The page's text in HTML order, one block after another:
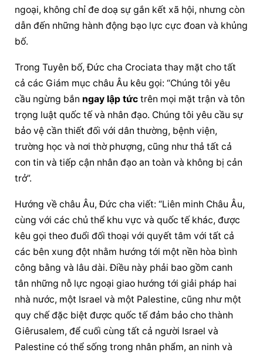
ngoại, không chỉ đe doạ sự gắn kết xã hội, nhưng còn
dẫn đến những hành động bạo lực cực đoan và khủng
bố.
Trong Tuyên bố, Đức cha Crociata thay mặt cho tất
cả các Giám mục châu Âu kêu gọi: “Chúng tôi yêu
cầu ngừng bắn ngay lập tức trên mọi mặt trận và tôn
trọng luật quốc tế và nhân đạo. Chúng tôi yêu cầu sự
bảo vệ cần thiết đối với dân thường, bệnh viện,
trường học và nơi thờ phượng, cũng như thả tất cả
con tin và tiếp cận nhân đạo an toàn và không bị cản
trở”.
Hướng về châu Âu, Đức cha viết: “Liên minh Châu Âu,
cùng với các chủ thể khu vực và quốc tế khác, được
kêu gọi theo đuổi đối thoại với quyết tâm với tất cả
các bên xung đột nhằm hướng tới một nền hòa bình
công bằng và lâu dài. Điều này phải bao gồm canh
tân những nỗ lực ngoại giao hướng tới giải pháp hai
nhà nước, một Israel và một Palestine, cũng như một
quy chế đặc biệt được quốc tế đảm bảo cho thành
Giêrusalem, để cuối cùng tất cả người Israel và
Palestine có thể sống trong nhân phẩm, an ninh và